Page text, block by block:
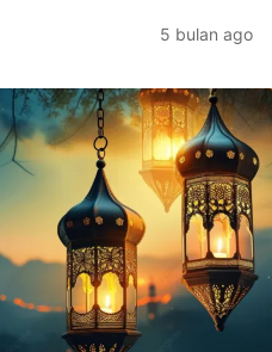
5 bulan ago